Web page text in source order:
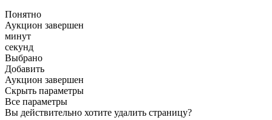
Понятно
Аукцион завершен
минут
секунд
Выбрано
Добавить
Аукцион завершен
Скрыть параметры
Все параметры
Вы действительно хотите удалить страницу?